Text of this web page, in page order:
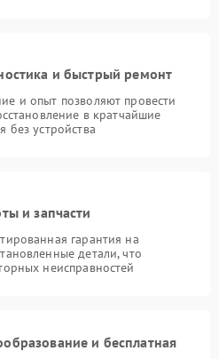
и быстрый ремонт
и опыт позволяют провести
в кратчайшие
без устройства
и запчасти
гарантия на
детали, что
неисправностей
и бесплатная